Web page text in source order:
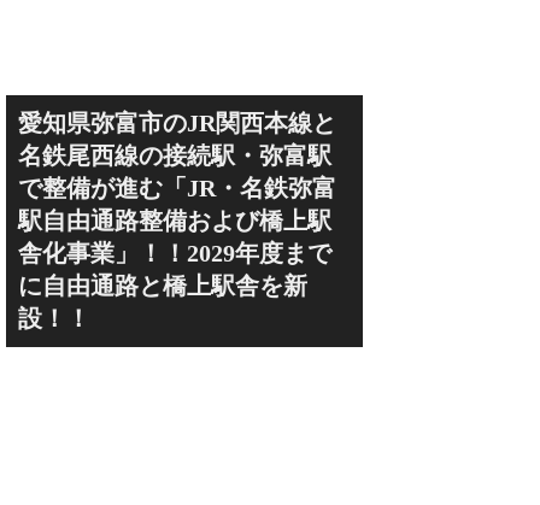
愛知県弥富市のJR関西本線と
名鉄尾西線の接続駅・弥富駅
で整備が進む「JR・名鉄弥富
駅自由通路整備および橋上駅
舎化事業」！！2029年度まで
に自由通路と橋上駅舎を新
設！！